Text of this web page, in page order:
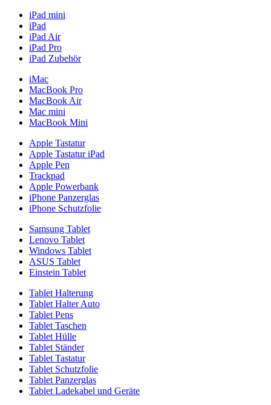
iPad mini
iPad
iPad Air
iPad Pro
iPad Zubehör
iMac
MacBook Pro
MacBook Air
Mac mini
MacBook Mini
Apple Tastatur
Apple Tastatur iPad
Apple Pen
Trackpad
Apple Powerbank
iPhone Panzerglas
iPhone Schutzfolie
Samsung Tablet
Lenovo Tablet
Windows Tablet
ASUS Tablet
Einstein Tablet
Tablet Halterung
Tablet Halter Auto
Tablet Pens
Tablet Taschen
Tablet Hülle
Tablet Ständer
Tablet Tastatur
Tablet Schutzfolie
Tablet Panzerglas
Tablet Ladekabel und Geräte